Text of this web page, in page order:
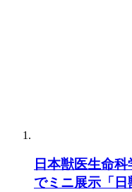
日本獣医生命
でミニ展示「